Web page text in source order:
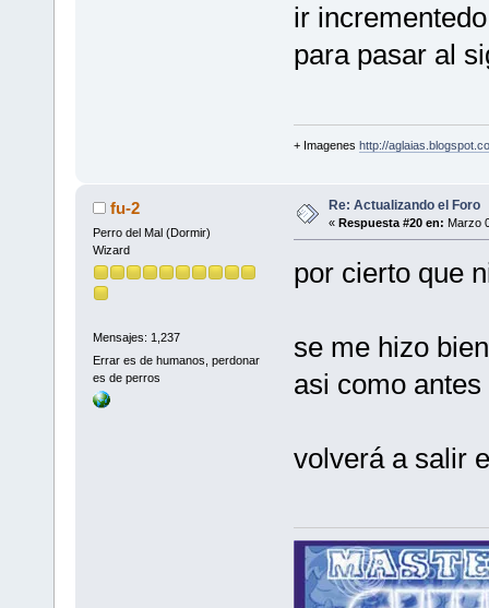
ir
para pasar al
+ Imagenes http://
fu-2
Perro del Mal (Dormir)
Wizard
Mensajes: 1,237
Errar es de humanos, perdonar
es de perros
Re: Actualizando el Foro
« Respuesta #20 en: Marzo
por cierto que
se me hizo
asi como
volverá a salir